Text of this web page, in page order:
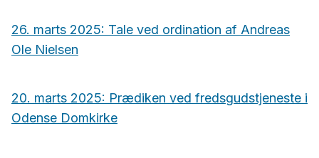
26. marts 2025: Tale ved ordination af Andreas
Ole Nielsen
20. marts 2025: Prædiken ved fredsgudstjeneste i
Odense Domkirke